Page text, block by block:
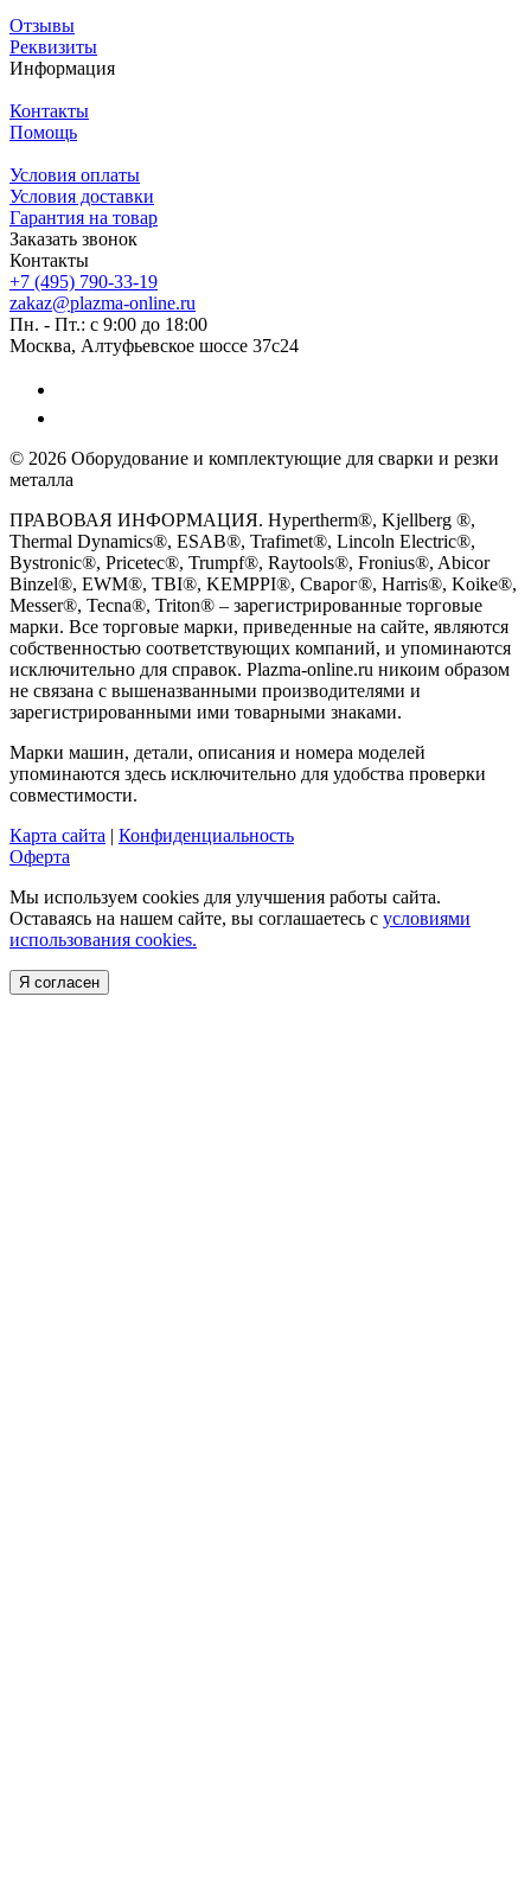
Отзывы
Реквизиты
Информация
Контакты
Помощь
Условия оплаты
Условия доставки
Гарантия на товар
Заказать звонок
Контакты
+7 (495) 790-33-19
zakaz@plazma-online.ru
Пн. - Пт.: с 9:00 до 18:00
Москва, Алтуфьевское шоссе 37с24
© 2026 Оборудование и комплектующие для сварки и резки
металла
ПРАВОВАЯ ИНФОРМАЦИЯ. Hypertherm®, Kjellberg ®,
Thermal Dynamics®, ESAB®, Trafimet®, Lincoln Electric®,
Bystronic®, Pricetec®, Trumpf®, Raytools®, Fronius®, Abicor
Binzel®, EWM®, TBI®, KEMPPI®, Сварог®, Harris®, Koike®,
Messer®, Tecna®, Triton® – зарегистрированные торговые
марки. Все торговые марки, приведенные на сайте, являются
собственностью соответствующих компаний, и упоминаются
исключительно для справок. Plazma-online.ru никоим образом
не связана с вышеназванными производителями и
зарегистрированными ими товарными знаками.
Марки машин, детали, описания и номера моделей
упоминаются здесь исключительно для удобства проверки
совместимости.
Карта сайта | Конфиденциальность
Оферта
Мы используем cookies для улучшения работы сайта.
Оставаясь на нашем сайте, вы соглашаетесь с условиями
использования cookies.
Я согласен